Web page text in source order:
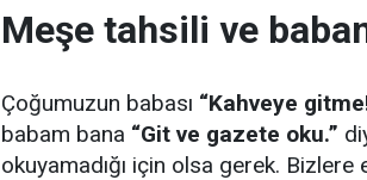
Meşe tahsili ve
Çoğumuzun babası “Kahveye
babam bana “Git ve gazete oku.”
okuyamadığı için olsa gerek. Bizlere